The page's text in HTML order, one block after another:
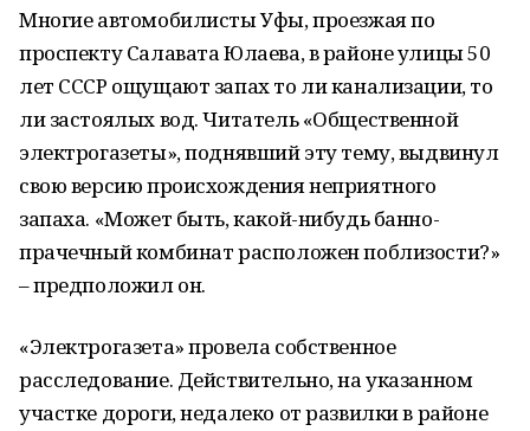
Многие автомобилисты Уфы, проезжая по
проспекту Салавата Юлаева, в районе улицы 50
лет СССР ощущают запах то ли канализации, то
ли застоялых вод. Читатель «Общественной
электрогазеты», поднявший эту тему, выдвинул
свою версию происхождения неприятного
запаха. «Может быть, какой-нибудь банно-
прачечный комбинат расположен поблизости?»
– предположил он.
«Электрогазета» провела собственное
расследование. Действительно, на указанном
участке дороги, недалеко от развилки в районе